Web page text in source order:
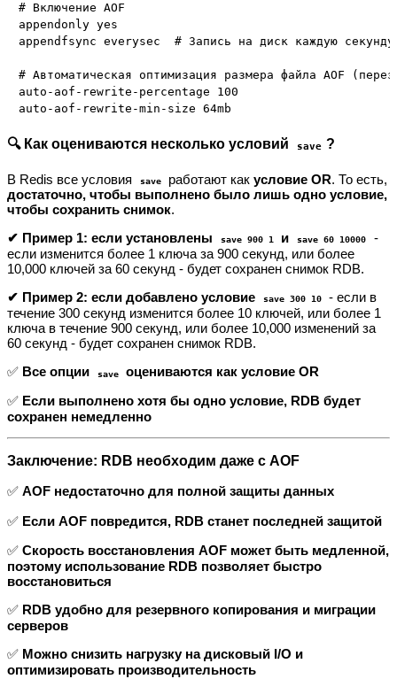
# Включение AOF
appendonly yes
appendfsync everysec  # Запись на диск каждую секунду
# Автоматическая оптимизация размера файла AOF
auto-aof-rewrite-percentage 100
🔍 Как оцениваются несколько условий save ?
В Redis все условия save работают какусловие OR. То есть,
достаточно, чтобы выполнено было лишь одно условие,
чтобы сохранить снимок.
✔ Пример 1: если установлены
save 900 1 и save 60 10000
-
если изменится более 1 ключа за 900 секунд, или более
10,000 ключей за 60 секунд - будет сохранен снимок RDB.
✔ Пример 2: если добавлено условие
save 300 10
- если в
течение 300 секунд изменится более 10 ключей, или более 1
ключа в течение 900 секунд, или более 10,000 изменений за
60 секунд - будет сохранен снимок RDB.
✅ Все опции save
оцениваются как условие OR
✅ Если выполнено хотя бы одно условие, RDB будет
сохранен немедленно
Заключение: RDB необходим даже с AOF
✅ AOF недостаточно для полной защиты данных
✅ Если AOF повредится, RDB станет последней защитой
✅ Скорость восстановления AOF может быть медленной,
поэтому использование RDB позволяет быстро
восстановиться
✅ RDB удобно для резервного копирования и миграции
серверов
✅ Можно снизить нагрузку на дисковый I/O и
оптимизировать производительность